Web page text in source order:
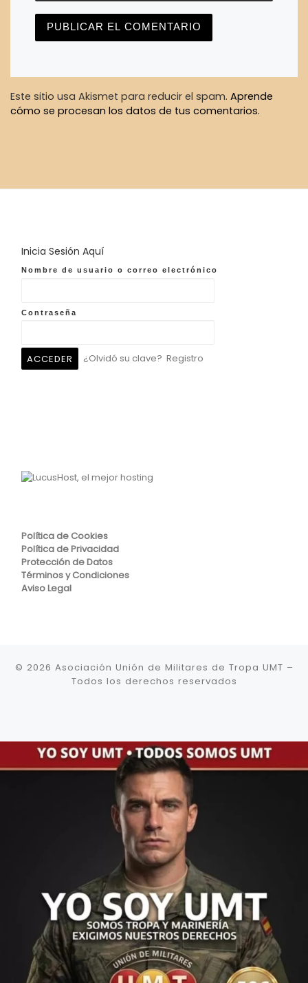
Este sitio usa Akismet para reducir el spam. Aprende
cómo se procesan los datos de tus comentarios.
Inicia Sesión Aquí
Nombre de usuario o correo electrónico
Contraseña
¿Olvidó su clave? Registro
Política de Cookies
Política de Privacidad
Protección de Datos
Términos y Condiciones
Aviso Legal
© 2026 Asociación Unión de Militares de Tropa UMT –
Todos los derechos reservados